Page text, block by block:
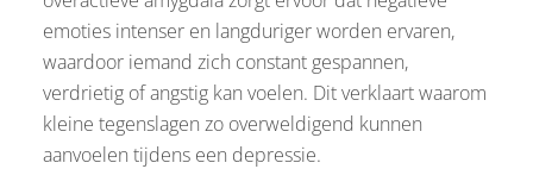
emoties intenser en langduriger worden ervaren,
waardoor iemand zich constant gespannen,
verdrietig of angstig kan voelen. Dit verklaart waarom
kleine tegenslagen zo overweldigend kunnen
aanvoelen tijdens een depressie.